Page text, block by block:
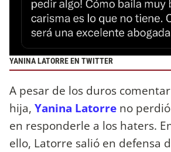
YANINA LATORRE EN TWITTER
A pesar de los duros
hija, Yanina Latorre no
en responderle a los haters.
ello, Latorre salió en defensa